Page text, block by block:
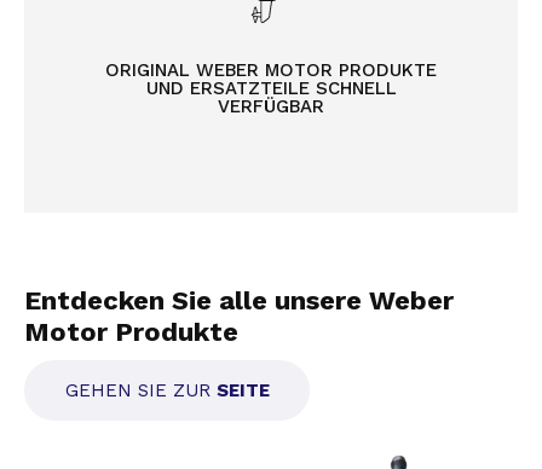
ORIGINAL WEBER MOTOR PRODUKTE
UND ERSATZTEILE SCHNELL
VERFÜGBAR
Entdecken Sie alle unsere Weber
Motor Produkte
GEHEN SIE ZUR SEITE